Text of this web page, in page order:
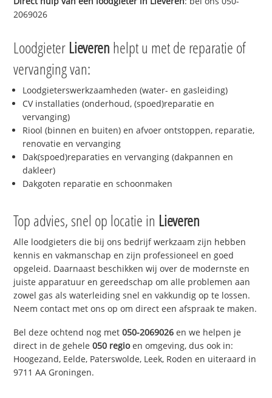
2069026
Loodgieter Lieveren helpt u met de reparatie of
vervanging van:
Loodgieterswerkzaamheden (water- en gasleiding)
CV installaties (onderhoud, (spoed)reparatie en
vervanging)
Riool (binnen en buiten) en afvoer ontstoppen, reparatie,
renovatie en vervanging
Dak(spoed)reparaties en vervanging (dakpannen en
dakleer)
Dakgoten reparatie en schoonmaken
Top advies, snel op locatie in Lieveren
Alle loodgieters die bij ons bedrijf werkzaam zijn hebben
kennis en vakmanschap en zijn professioneel en goed
opgeleid. Daarnaast beschikken wij over de modernste en
juiste apparatuur en gereedschap om alle problemen aan
zowel gas als waterleiding snel en vakkundig op te lossen.
Neem contact met ons op om direct een afspraak te maken.
Bel deze ochtend nog met050-2069026 en we helpen je
direct in de gehele050 regioen omgeving, dus ook in:
Hoogezand, Eelde, Paterswolde, Leek, Roden en uiteraard in
9711 AA Groningen.